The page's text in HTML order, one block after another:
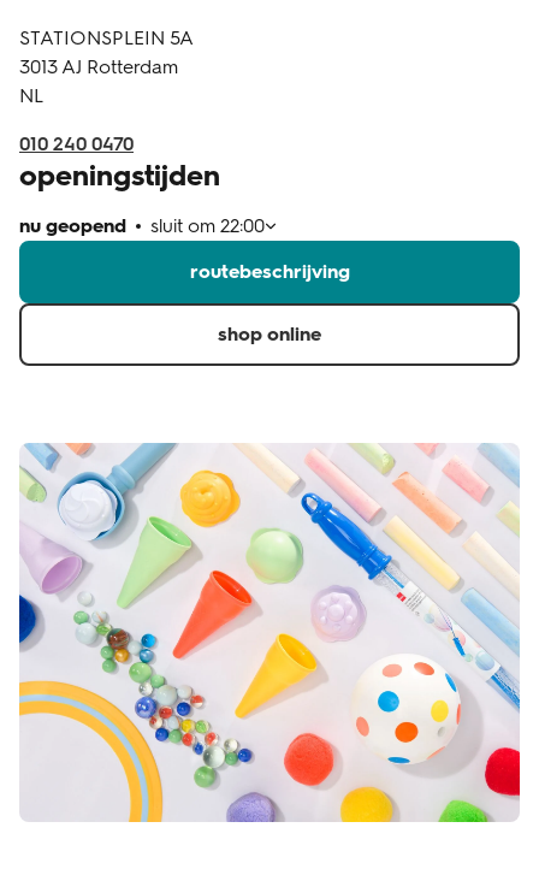
klantenservice
STATIONSPLEIN 5A
3013 AJ Rotterdam
NL
010 240 0470
openingstijden
nu geopend sluit om 22:00
routebeschrijving
shop online